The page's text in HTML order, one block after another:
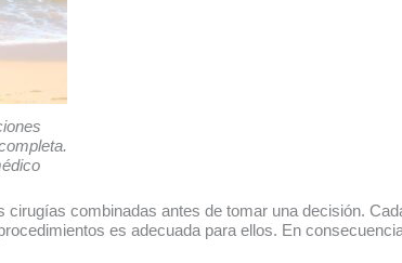
combinadas antes de tomar una decisión.
es adecuada para ellos. En